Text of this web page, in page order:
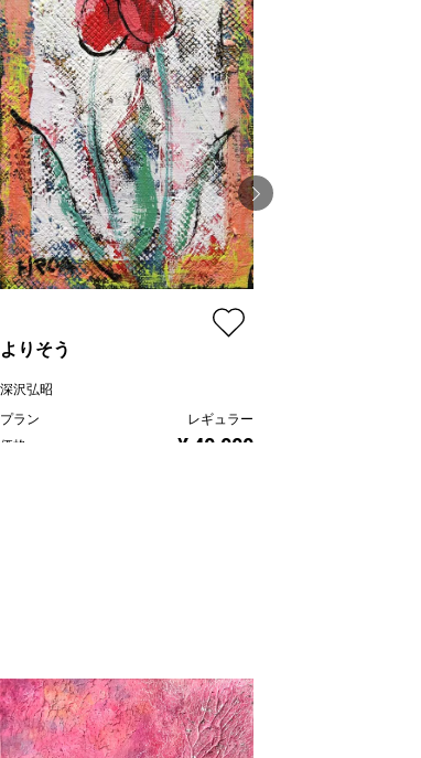
よりそう
深沢弘昭
プラン
レギュラー
価格
¥ 40,000